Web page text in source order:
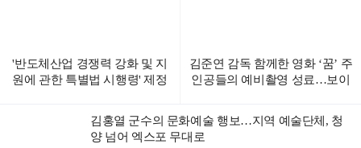
'반도체산업 경쟁력 강화 및 지
원에 관한 특별법 시행령' 제정
김준연 감독 함께한 영화 ‘꿈’ 주
인공들의 예비촬영 성료…보이
김홍열 군수의 문화예술 행보…지역 예술단체, 청
양 넘어 엑스포 무대로